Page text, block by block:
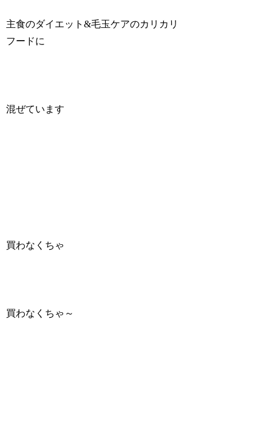
主食のダイエット&毛玉ケアのカリカリ
フードに
混ぜています
買わなくちゃ
買わなくちゃ～